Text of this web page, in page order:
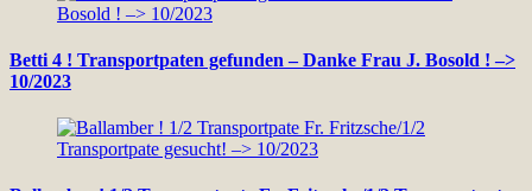
Betti 4 ! Transportpaten gefunden – Danke Frau J. Bosold ! –>
10/2023